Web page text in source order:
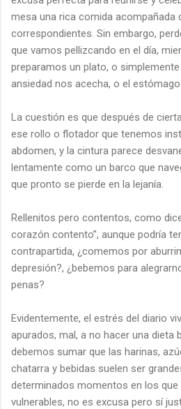
mesa una rica comida acompañada
correspondientes. Sin embargo,
que vamos pellizcando en el día,
preparamos un plato, o
ansiedad nos acecha, o el
La cuestión es que después de
ese rollo o flotador que tenemos
abdomen, y la cintura parece
lentamente como un barco que
que pronto se pierde en la lejanía.
Rellenitos pero contentos, como
corazón contento”, aunque podría
contrapartida, ¿comemos por
depresión?, ¿bebemos para
penas?
Evidentemente, el estrés del diario
apurados, mal, a no hacer una dieta
debemos sumar que las harinas,
chatarra y bebidas suelen ser
determinados momentos en los
vulnerables, no es excusa pero sí